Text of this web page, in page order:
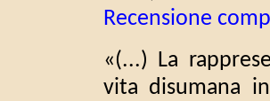
Recensione
«(...) La
vita disumana